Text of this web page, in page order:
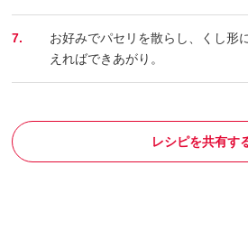
7.
お好みでパセリを散らし、くし形
えればできあがり。
レシピを共有す